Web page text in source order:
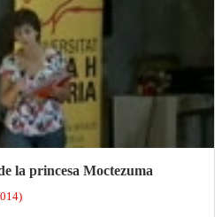
la princesa Moctezuma